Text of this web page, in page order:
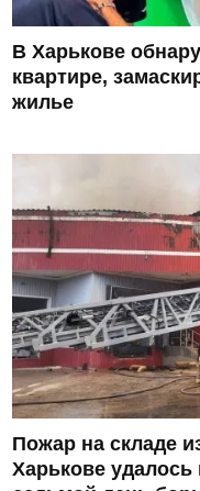
В Харькове
квартире,
жилье
Пожар на складе
Харькове